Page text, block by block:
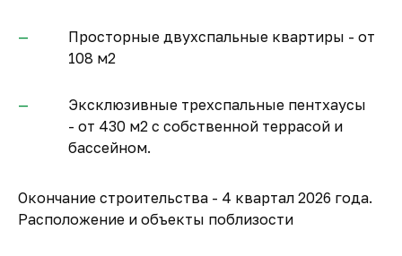
Просторные двухспальные квартиры - от
108 м2
Эксклюзивные трехспальные пентхаусы
- от 430 м2 с собственной террасой и
бассейном.
Окончание строительства - 4 квартал 2026 года.
Расположение и объекты поблизости